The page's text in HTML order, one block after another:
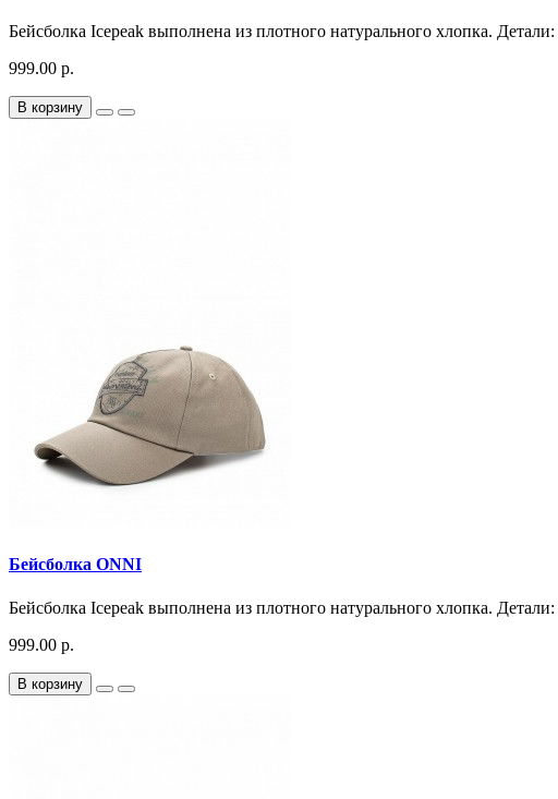
Бейсболка Icepeak выполнена из плотного натурального хлопка.
999.00 р.
В корзину
Бейсболка ONNI
Бейсболка Icepeak выполнена из плотного натурального хлопка.
999.00 р.
В корзину